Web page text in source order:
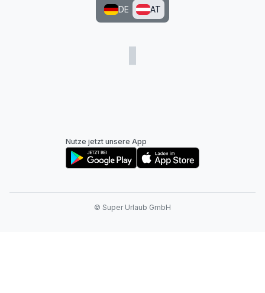
DE AT
Nutze jetzt unsere App
© Super Urlaub GmbH